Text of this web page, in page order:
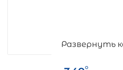
Развернуть